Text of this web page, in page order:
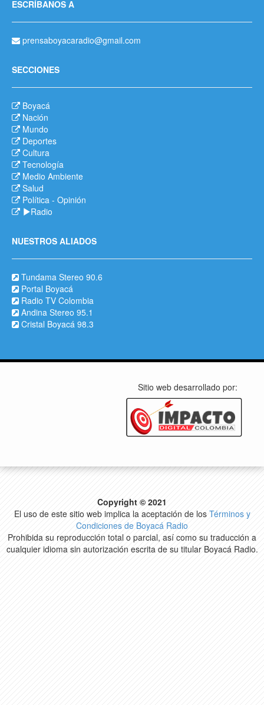
ESCRÍBANOS A
prensaboyacaradio@gmail.com
SECCIONES
Boyacá
Nación
Mundo
Deportes
Cultura
Tecnología
Medio Ambiente
Salud
Política - Opinión
Radio
NUESTROS ALIADOS
Tundama Stereo 90.6
Portal Boyacá
Radio TV Colombia
Andina Stereo 95.1
Cristal Boyacá 98.3
Sitio web desarrollado por:
Copyright © 2021
El uso de este sitio web implica la aceptación de los Términos y
Condiciones de Boyacá Radio
Prohibida su reproducción total o parcial, así como su traducción a
cualquier idioma sin autorización escrita de su titular Boyacá Radio.